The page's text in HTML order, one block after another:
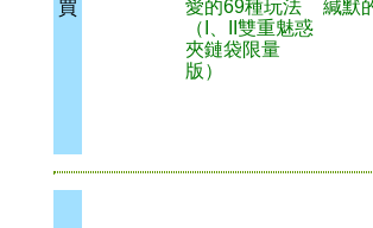
買
愛的69種玩法
（I、II雙重魅惑
夾鏈袋限量
版）
緘默